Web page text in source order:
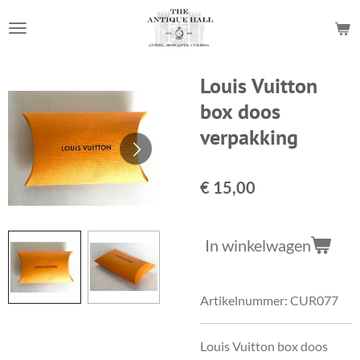
direct
hoofdinhoud
Louis Vuitton
box doos
verpakking
€ 15,00
In winkelwagen
Artikelnummer: CUR077
Louis Vuitton box doos